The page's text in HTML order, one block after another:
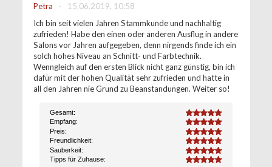
Petra ·
15.06.2019, 10:58
Ich bin seit vielen Jahren Stammkunde und nachhaltig
zufrieden! Habe den einen oder anderen Ausflug in andere
Salons vor Jahren aufgegeben, denn nirgends finde ich ein
solch hohes Niveau an Schnitt- und Farbtechnik.
Wenngleich auf den ersten Blick nicht ganz günstig, bin ich
dafür mit der hohen Qualität sehr zufrieden und hatte in
all den Jahren nie Grund zu Beanstandungen. Weiter so!
Gesamt: 5.0
Empfang: 5.0
Preis: 5.0
Freundlichkeit: 5.0
Sauberkeit: 5.0
Tipps für Zuhause: 5.0